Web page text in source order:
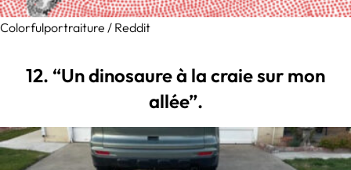
Colorfulportraiture / Reddit
12. “Un dinosaure à la craie sur mon
allée”.